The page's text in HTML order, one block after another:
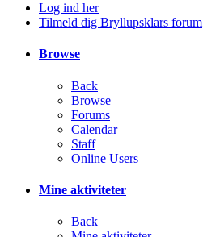
Log ind her
Tilmeld dig Bryllupsklars forum
Browse
Back
Browse
Forums
Calendar
Staff
Online Users
Mine aktiviteter
Back